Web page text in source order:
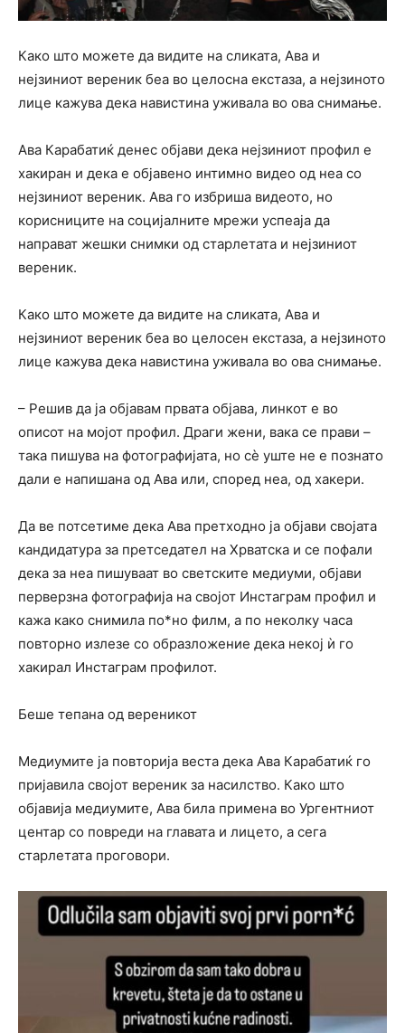
Како што можете да видите на сликата, Ава и
нејзиниот вереник беа во целосна екстаза, а нејзиното
лице кажува дека навистина уживала во ова снимање.
Ава Карабатиќ денес објави дека нејзиниот профил е
хакиран и дека е објавено интимно видео од неа со
нејзиниот вереник. Ава го избриша видеото, но
корисниците на социјалните мрежи успеаја да
направат жешки снимки од старлетата и нејзиниот
вереник.
Како што можете да видите на сликата, Ава и
нејзиниот вереник беа во целосен екстаза, а нејзиното
лице кажува дека навистина уживала во ова снимање.
– Решив да ја објавам првата објава, линкот е во
описот на мојот профил. Драги жени, вака се прави –
така пишува на фотографијата, но сè уште не е познато
дали е напишана од Ава или, според неа, од хакери.
Да ве потсетиме дека Ава претходно ја објави својата
кандидатура за претседател на Хрватска и се пофали
дека за неа пишуваат во светските медиуми, објави
перверзна фотографија на својот Инстаграм профил и
кажа како снимила по*но филм, а по неколку часа
повторно излезе со образложение дека некој ѝ го
хакирал Инстаграм профилот.
Беше тепана од вереникот
Медиумите ја повторија веста дека Ава Карабатиќ го
пријавила својот вереник за насилство. Како што
објавија медиумите, Ава била примена во Ургентниот
центар со повреди на главата и лицето, а сега
старлетата проговори.